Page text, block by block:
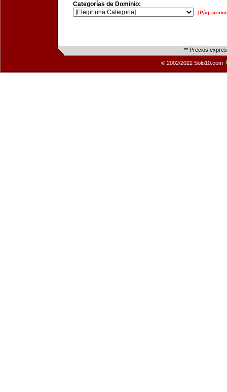
Categorías de Dominio:
[Pág.
** Precios
© 2002/2022 Solo10.com